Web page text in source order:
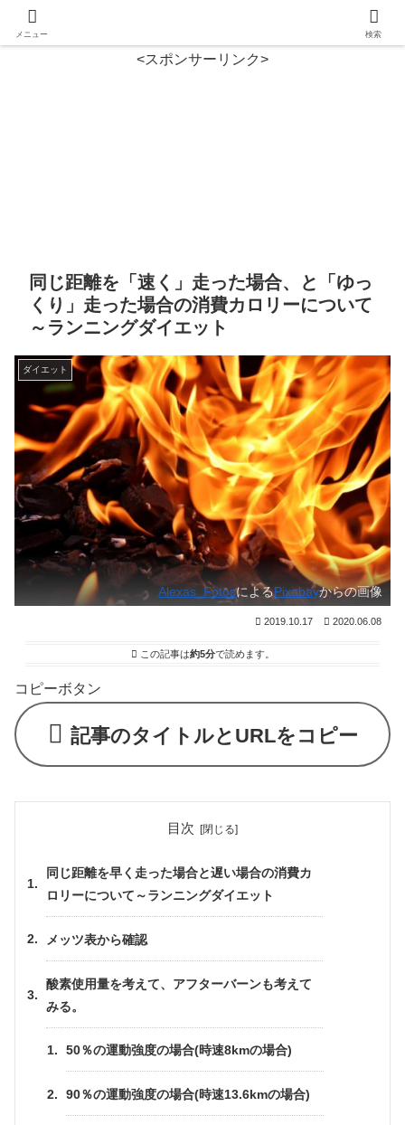
<スポンサーリンク>
同じ距離を「速く」走った場合、と「ゆっ
くり」走った場合の消費カロリーについて
～ランニングダイエット
ダイエット
Alexas_FotosによるPixabayからの画像
2019.10.17 2020.06.08
この記事は約5分で読めます。
コピーボタン
記事のタイトルとURLをコピー
目次
同じ距離を早く走った場合と遅い場合の消費カ
ロリーについて～ランニングダイエット
メッツ表から確認
酸素使用量を考えて、アフターバーンも考えて
みる。
50％の運動強度の場合(時速8kmの場合)
90％の運動強度の場合(時速13.6kmの場合)
メニュー 検索